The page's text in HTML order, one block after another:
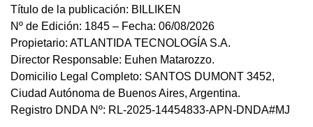
Título de la publicación: BILLIKEN
Nº de Edición: 1845 – Fecha: 06/08/2026
Propietario: ATLANTIDA TECNOLOGÍA S.A.
Director Responsable: Euhen Matarozzo.
Domicilio Legal Completo: SANTOS DUMONT 3452,
Ciudad Autónoma de Buenos Aires, Argentina.
Registro DNDA Nº: RL-2025-14454833-APN-DNDA#MJ